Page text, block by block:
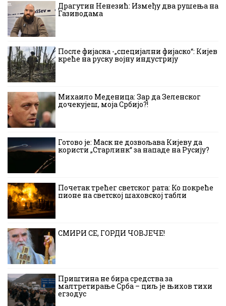
Драгутин Ненезић: Између два рушења на
Газиводама
После фијаска -„специјални фијаско“: Кијев
креће на руску војну индустрију
Михаило Меденица: Зар да Зеленског
дочекујеш, моја Србијо?!
Готово је: Маск не дозвољава Кијеву да
користи „Старлинк“ за нападе на Русију?
Почетак трећег светског рата: Ко покреће
пионе на светској шаховској табли
СМИРИ СЕ, ГОРДИ ЧОВЈЕЧЕ!
Приштина не бира средства за
малтретирање Срба – циљ је њихов тихи
егзодус